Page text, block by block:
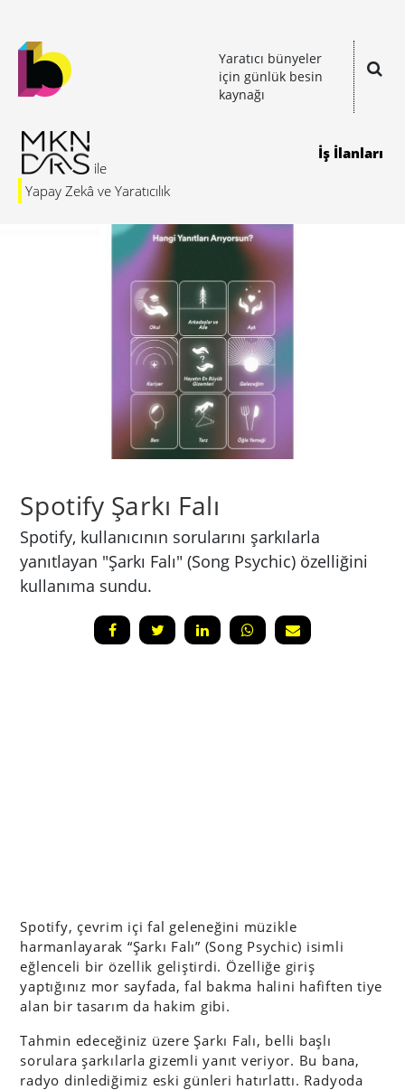
Yaratıcı bünyeler
için günlük besin
kaynağı
Yapay Zekâ ve Yaratıcılık
İş İlanları
Spotify Şarkı Falı
Spotify, kullanıcının sorularını şarkılarla
yanıtlayan "Şarkı Falı" (Song Psychic) özelliğini
kullanıma sundu.
Spotify, çevrim içi fal geleneğini müzikle
harmanlayarak “Şarkı Falı” (Song Psychic) isimli
eğlenceli bir özellik geliştirdi. Özelliğe giriş
yaptığınız mor sayfada, fal bakma halini hafiften tiye
alan bir tasarım da hakim gibi.
Tahmin edeceğiniz üzere Şarkı Falı, belli başlı
sorulara şarkılarla gizemli yanıt veriyor. Bu bana,
radyo dinlediğimiz eski günleri hatırlattı. Radyoda